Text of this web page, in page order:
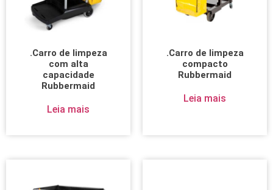
.Carro de limpeza
com alta
capacidade
Rubbermaid
Leia mais
.Carro de limpeza
compacto
Rubbermaid
Leia mais